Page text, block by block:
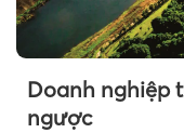
Doanh nghiệp
ngược